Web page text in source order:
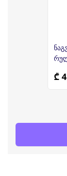
₾